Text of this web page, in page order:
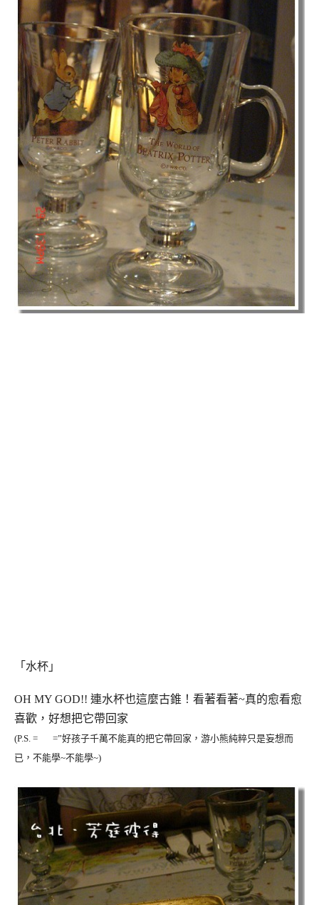
「水杯」
OH MY GOD!! 連水杯也這麼古錐！看著看著~真的愈看愈
喜歡，好想把它帶回家
(P.S. = =”好孩子千萬不能真的把它帶回家，游小熊純粹只是妄想而
已，不能學~不能學~)